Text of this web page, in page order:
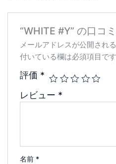
“WHITE #Y” の口コ
メールアドレスが公開され
付いている欄は必須項目です
評価 *
レビュー *
名前 *